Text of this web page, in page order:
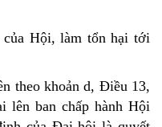
Hội, làm tổn hại tới
theo khoản d, Điều 13,
lên ban chấp hành Hội